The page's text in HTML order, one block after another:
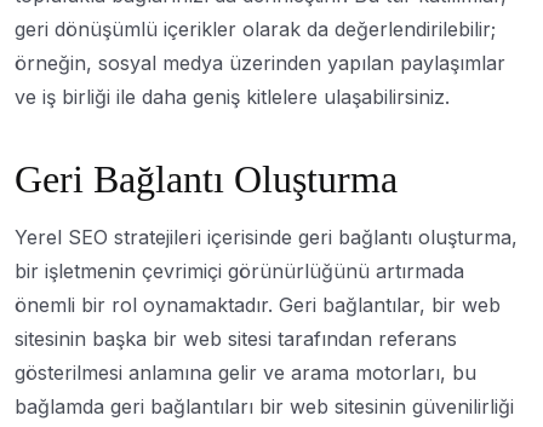
geri dönüşümlü içerikler olarak da değerlendirilebilir;
örneğin, sosyal medya üzerinden yapılan paylaşımlar
ve iş birliği ile daha geniş kitlelere ulaşabilirsiniz.
Geri Bağlantı Oluşturma
Yerel SEO stratejileri içerisinde geri bağlantı oluşturma,
bir işletmenin çevrimiçi görünürlüğünü artırmada
önemli bir rol oynamaktadır. Geri bağlantılar, bir web
sitesinin başka bir web sitesi tarafından referans
gösterilmesi anlamına gelir ve arama motorları, bu
bağlamda geri bağlantıları bir web sitesinin güvenilirliği